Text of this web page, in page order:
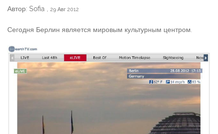
Автор: Sofia , 29 Авг 2012
Сегодня Берлин является мировым культурным центром.